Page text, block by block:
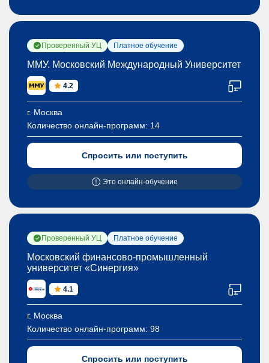
Проверенный УЦ Платное обучение
ММУ. Московский Международный Университет
4.2
г. Москва
Количество онлайн-программ: 14
Спросить или поступить
Это онлайн-обучение
Проверенный УЦ Платное обучение
Московский финансово-промышленный
университет «Синергия»
4.1
г. Москва
Количество онлайн-программ: 98
Спросить или поступить